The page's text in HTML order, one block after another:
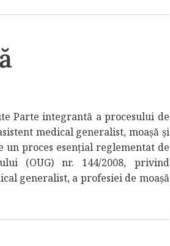
Parte integrantă a procesului de
medical generalist, moașă și
un proces esențial reglementat de
(OUG) nr. 144/2008, privind
generalist, a profesiei de moaşă